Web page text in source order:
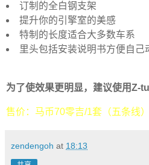
订制的全白钢支架
提升你的引擎室的美感
特制的长度适合大多数车系
里头包括安装说明书方便自己
为了使效果更明显，建议使用Z-
售价：马币70零吉/1套（五条线）
zendengoh at 18:13